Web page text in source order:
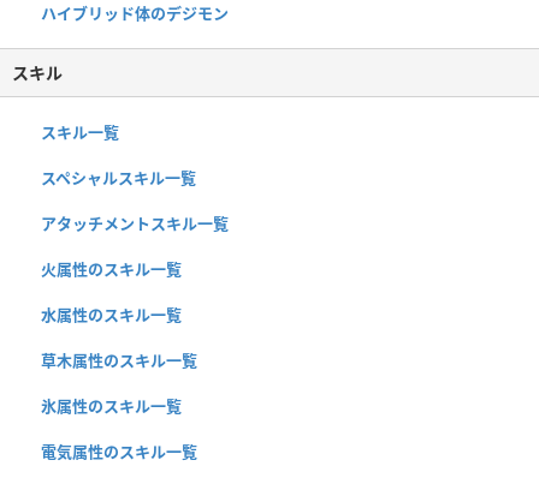
ハイブリッド体のデジモン
スキル
スキル一覧
スペシャルスキル一覧
アタッチメントスキル一覧
火属性のスキル一覧
水属性のスキル一覧
草木属性のスキル一覧
氷属性のスキル一覧
電気属性のスキル一覧